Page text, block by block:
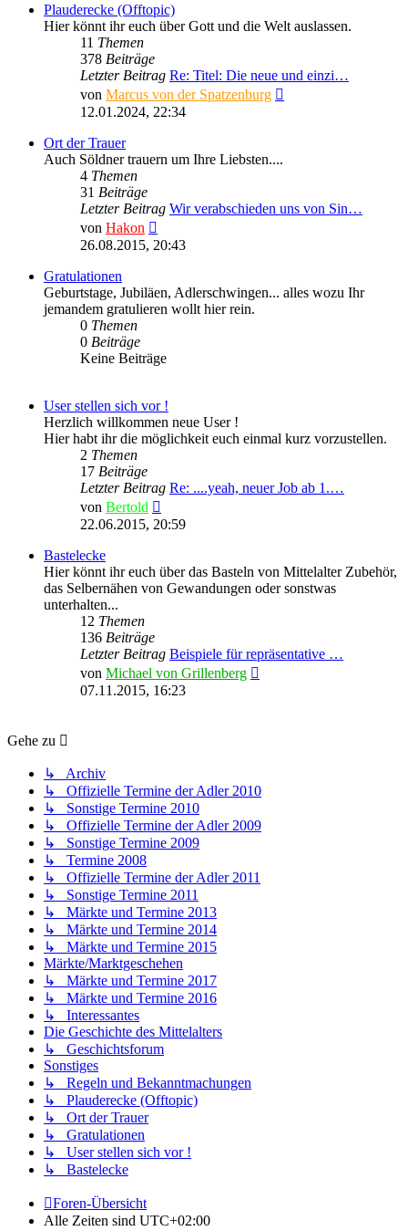
Plauderecke (Offtopic)
Hier könnt ihr euch über Gott und die Welt auslassen.
11 Themen
378 Beiträge
Letzter Beitrag Re: Titel: Die neue und einzi…
von Marcus von der Spatzenburg
12.01.2024, 22:34
Ort der Trauer
Auch Söldner trauern um Ihre Liebsten....
4 Themen
31 Beiträge
Letzter Beitrag Wir verabschieden uns von Sin…
von Hakon
Beitrag
26.08.2015, 20:43
Gratulationen
Geburtstage, Jubiläen, Adlerschwingen... alles wozu Ihr
jemandem gratulieren wollt hier rein.
0 Themen
0 Beiträge
Keine Beiträge
User stellen sich vor !
Herzlich willkommen neue User !
Hier habt ihr die möglichkeit euch einmal kurz vorzustellen.
2 Themen
17 Beiträge
Letzter Beitrag Re: ....yeah, neuer Job ab 1.…
von Bertold
Beitrag
22.06.2015, 20:59
Bastelecke
Hier könnt ihr euch über das Basteln von Mittelalter Zubehör,
das Selbernähen von Gewandungen oder sonstwas
unterhalten...
12 Themen
136 Beiträge
Letzter Beitrag Beispiele für repräsentative …
von Michael von Grillenberg
07.11.2015, 16:23
Gehe zu
↳ Archiv
↳ Offizielle Termine der Adler 2010
↳ Sonstige Termine 2010
↳ Offizielle Termine der Adler 2009
↳ Sonstige Termine 2009
↳ Termine 2008
↳ Offizielle Termine der Adler 2011
↳ Sonstige Termine 2011
↳ Märkte und Termine 2013
↳ Märkte und Termine 2014
↳ Märkte und Termine 2015
Märkte/Marktgeschehen
↳ Märkte und Termine 2017
↳ Märkte und Termine 2016
↳ Interessantes
Die Geschichte des Mittelalters
↳ Geschichtsforum
Sonstiges
↳ Regeln und Bekanntmachungen
↳ Plauderecke (Offtopic)
↳ Ort der Trauer
↳ Gratulationen
↳ User stellen sich vor !
↳ Bastelecke
Foren-Übersicht
Alle Zeiten sind UTC+02:00